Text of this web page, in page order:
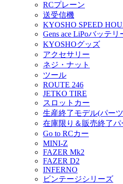
RCプレーン
送受信機
KYOSHO SPEED
Gens ace LiPoバッテリ
KYOSHOグッズ
アクセサリー
ネジ・ナット
ツール
ROUTE 246
JETKO TIRE
スロットカー
生産終了モデル(パー
在庫限り＆販売終了パ
Go to RCカー
MINI-Z
FAZER Mk2
FAZER D2
INFERNO
ビンテージシリーズ